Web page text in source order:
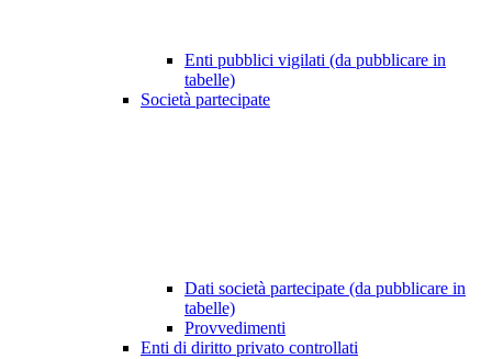
Enti pubblici vigilati (da pubblicare in
tabelle)
Società partecipate
Dati società partecipate (da pubblicare in
tabelle)
Provvedimenti
Enti di diritto privato controllati